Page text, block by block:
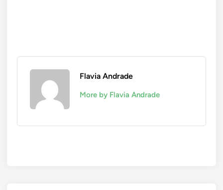
Flavia Andrade
More by Flavia Andrade